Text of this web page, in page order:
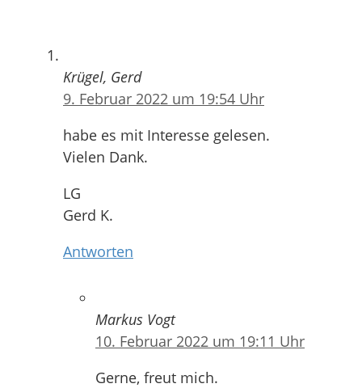
Krügel, Gerd
9. Februar 2022 um 19:54 Uhr
habe es mit Interesse gelesen.
Vielen Dank.
LG
Gerd K.
Antworten
Markus Vogt
10. Februar 2022 um 19:11 Uhr
Gerne, freut mich.